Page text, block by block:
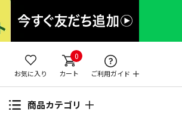
お気に入り
0
カート ご利用ガイド
商品カテゴリ